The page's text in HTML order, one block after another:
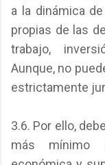
a la dinámica
propias de las
trabajo,
Aunque, no
estrictamente
3.6. Por ello,
más mínimo